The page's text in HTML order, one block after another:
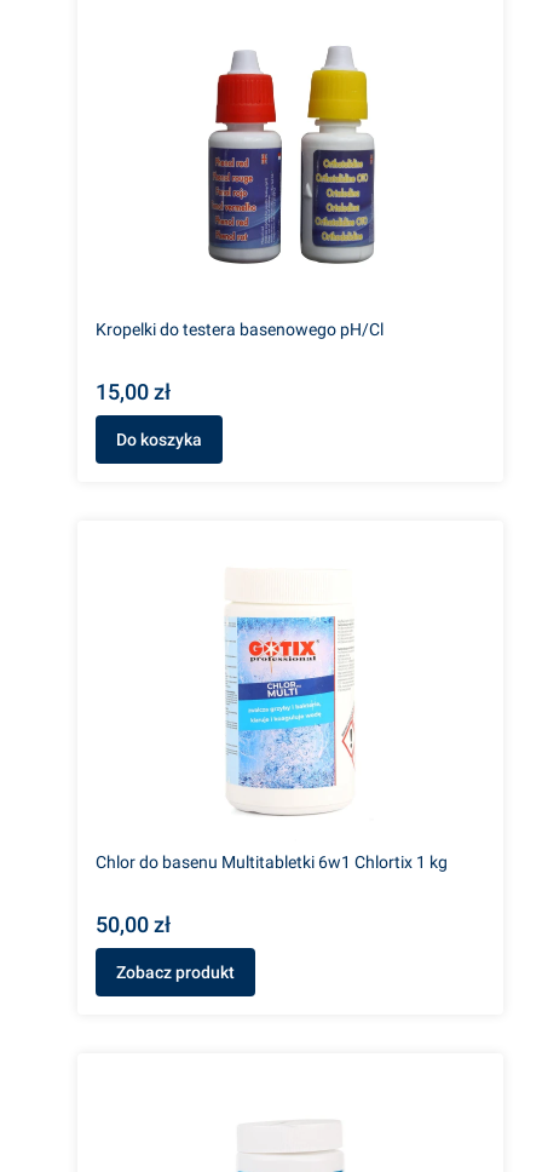
Kropelki do testera basenowego pH/Cl
15,00 zł
Do koszyka
Chlor do basenu Multitabletki 6w1 Chlortix 1 kg
50,00 zł
Zobacz produkt